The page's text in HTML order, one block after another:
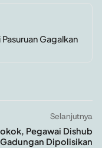
Gagalkan
Selanjutnya
Pegawai Dishub
Gadungan Dipolisikan